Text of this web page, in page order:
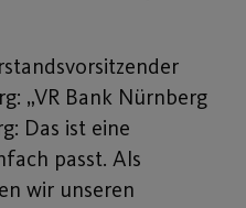
„VR Bank Nürnberg
Das ist eine
passt. Als
wir unseren